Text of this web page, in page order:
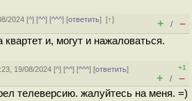
2024 [^] [^^] [^^^] [ответить][↑]
+ / –
и, могут и нажаловаться.
19/08/2024 [^] [^^] [^^^] [ответить]
+1
+ / –
телеверсию. жалуйтесь на меня. =)